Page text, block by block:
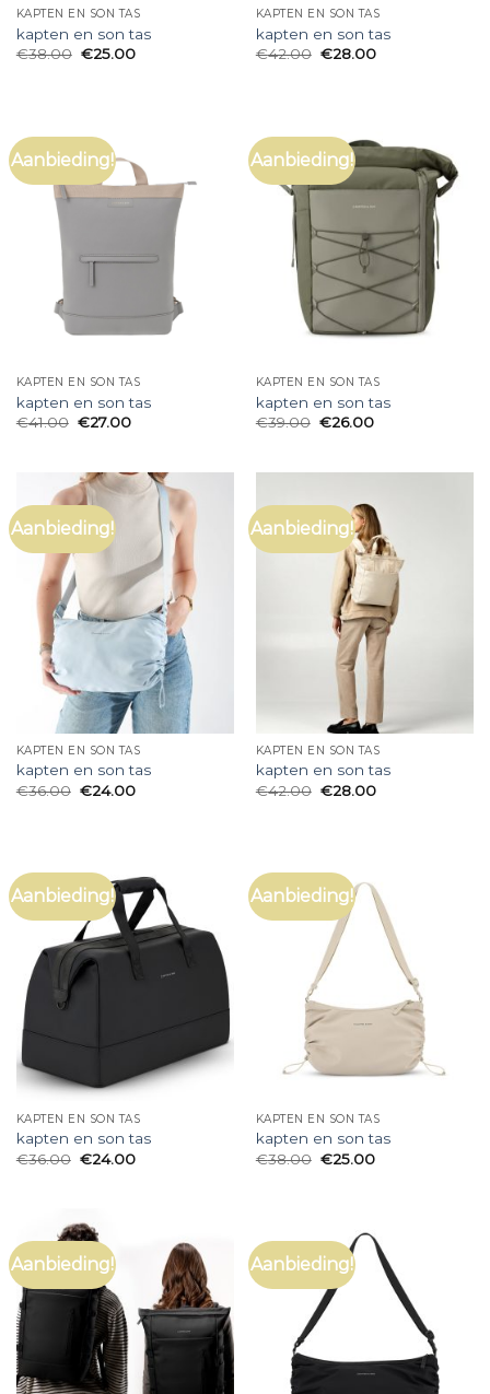
KAPTEN EN SON TAS
kapten en son tas
€38.00 €25.00
KAPTEN EN SON TAS
kapten en son tas
€42.00 €28.00
Aanbieding!
KAPTEN EN SON TAS
kapten en son tas
€41.00 €27.00
Aanbieding!
KAPTEN EN SON TAS
kapten en son tas
€39.00 €26.00
Aanbieding!
KAPTEN EN SON TAS
kapten en son tas
€36.00 €24.00
Aanbieding!
KAPTEN EN SON TAS
kapten en son tas
€42.00 €28.00
Aanbieding!
KAPTEN EN SON TAS
kapten en son tas
€36.00 €24.00
Aanbieding!
KAPTEN EN SON TAS
kapten en son tas
€38.00 €25.00
Aanbieding! Aanbieding!